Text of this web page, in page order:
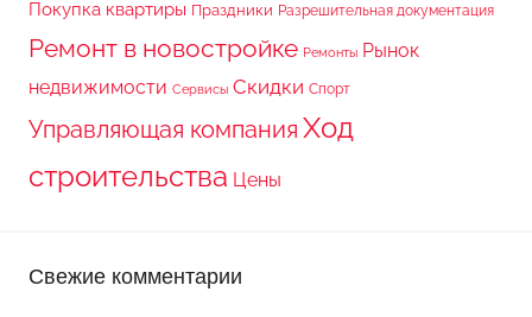
Покупка квартиры Праздники Разрешительная документация
Ремонт в новостройке Ремонты Рынок
недвижимости Сервисы Скидки Спорт
Управляющая компания Ход
строительства Цены
Свежие комментарии